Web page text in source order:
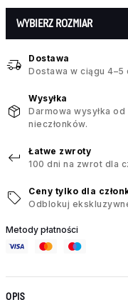
WYBIERZ ROZMIAR
Dostawa
Dostawa w ciągu
Wysyłka
Darmowa wysyłka od
nieczłonków.
Łatwe zwroty
100 dni na zwrot dla
Ceny tylko dla
Odblokuj
Metody płatności
OPIS